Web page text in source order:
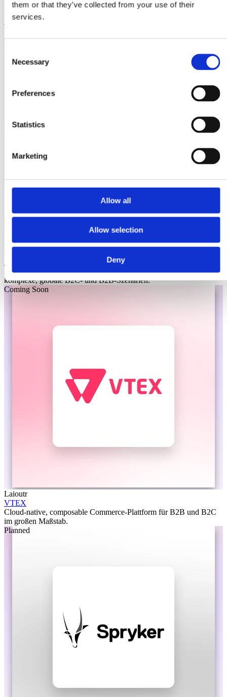
them or that they’ve collected from your use of their
services.
Selection
Necessary
Preferences
Statistics
Marketing
Allow all
Allow selection
Deny
Laioutr
Emporix
Emporix ist eine composable, API-first Commerce-Plattform für
skalierbare B2B- und B2C-Szenarien.
Laioutr
Adobe Commerce ist eine Enterprise-Commerce-Plattform für
komplexe, globale B2C- und B2B-Szenarien.
Coming Soon
Laioutr
VTEX
Cloud-native, composable Commerce-Plattform für B2B und B2C
im großen Maßstab.
Planned